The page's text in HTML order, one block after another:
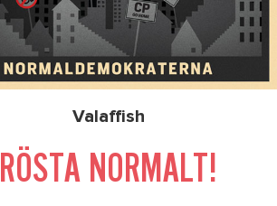
Valaffish
RÖSTA NORMALT!